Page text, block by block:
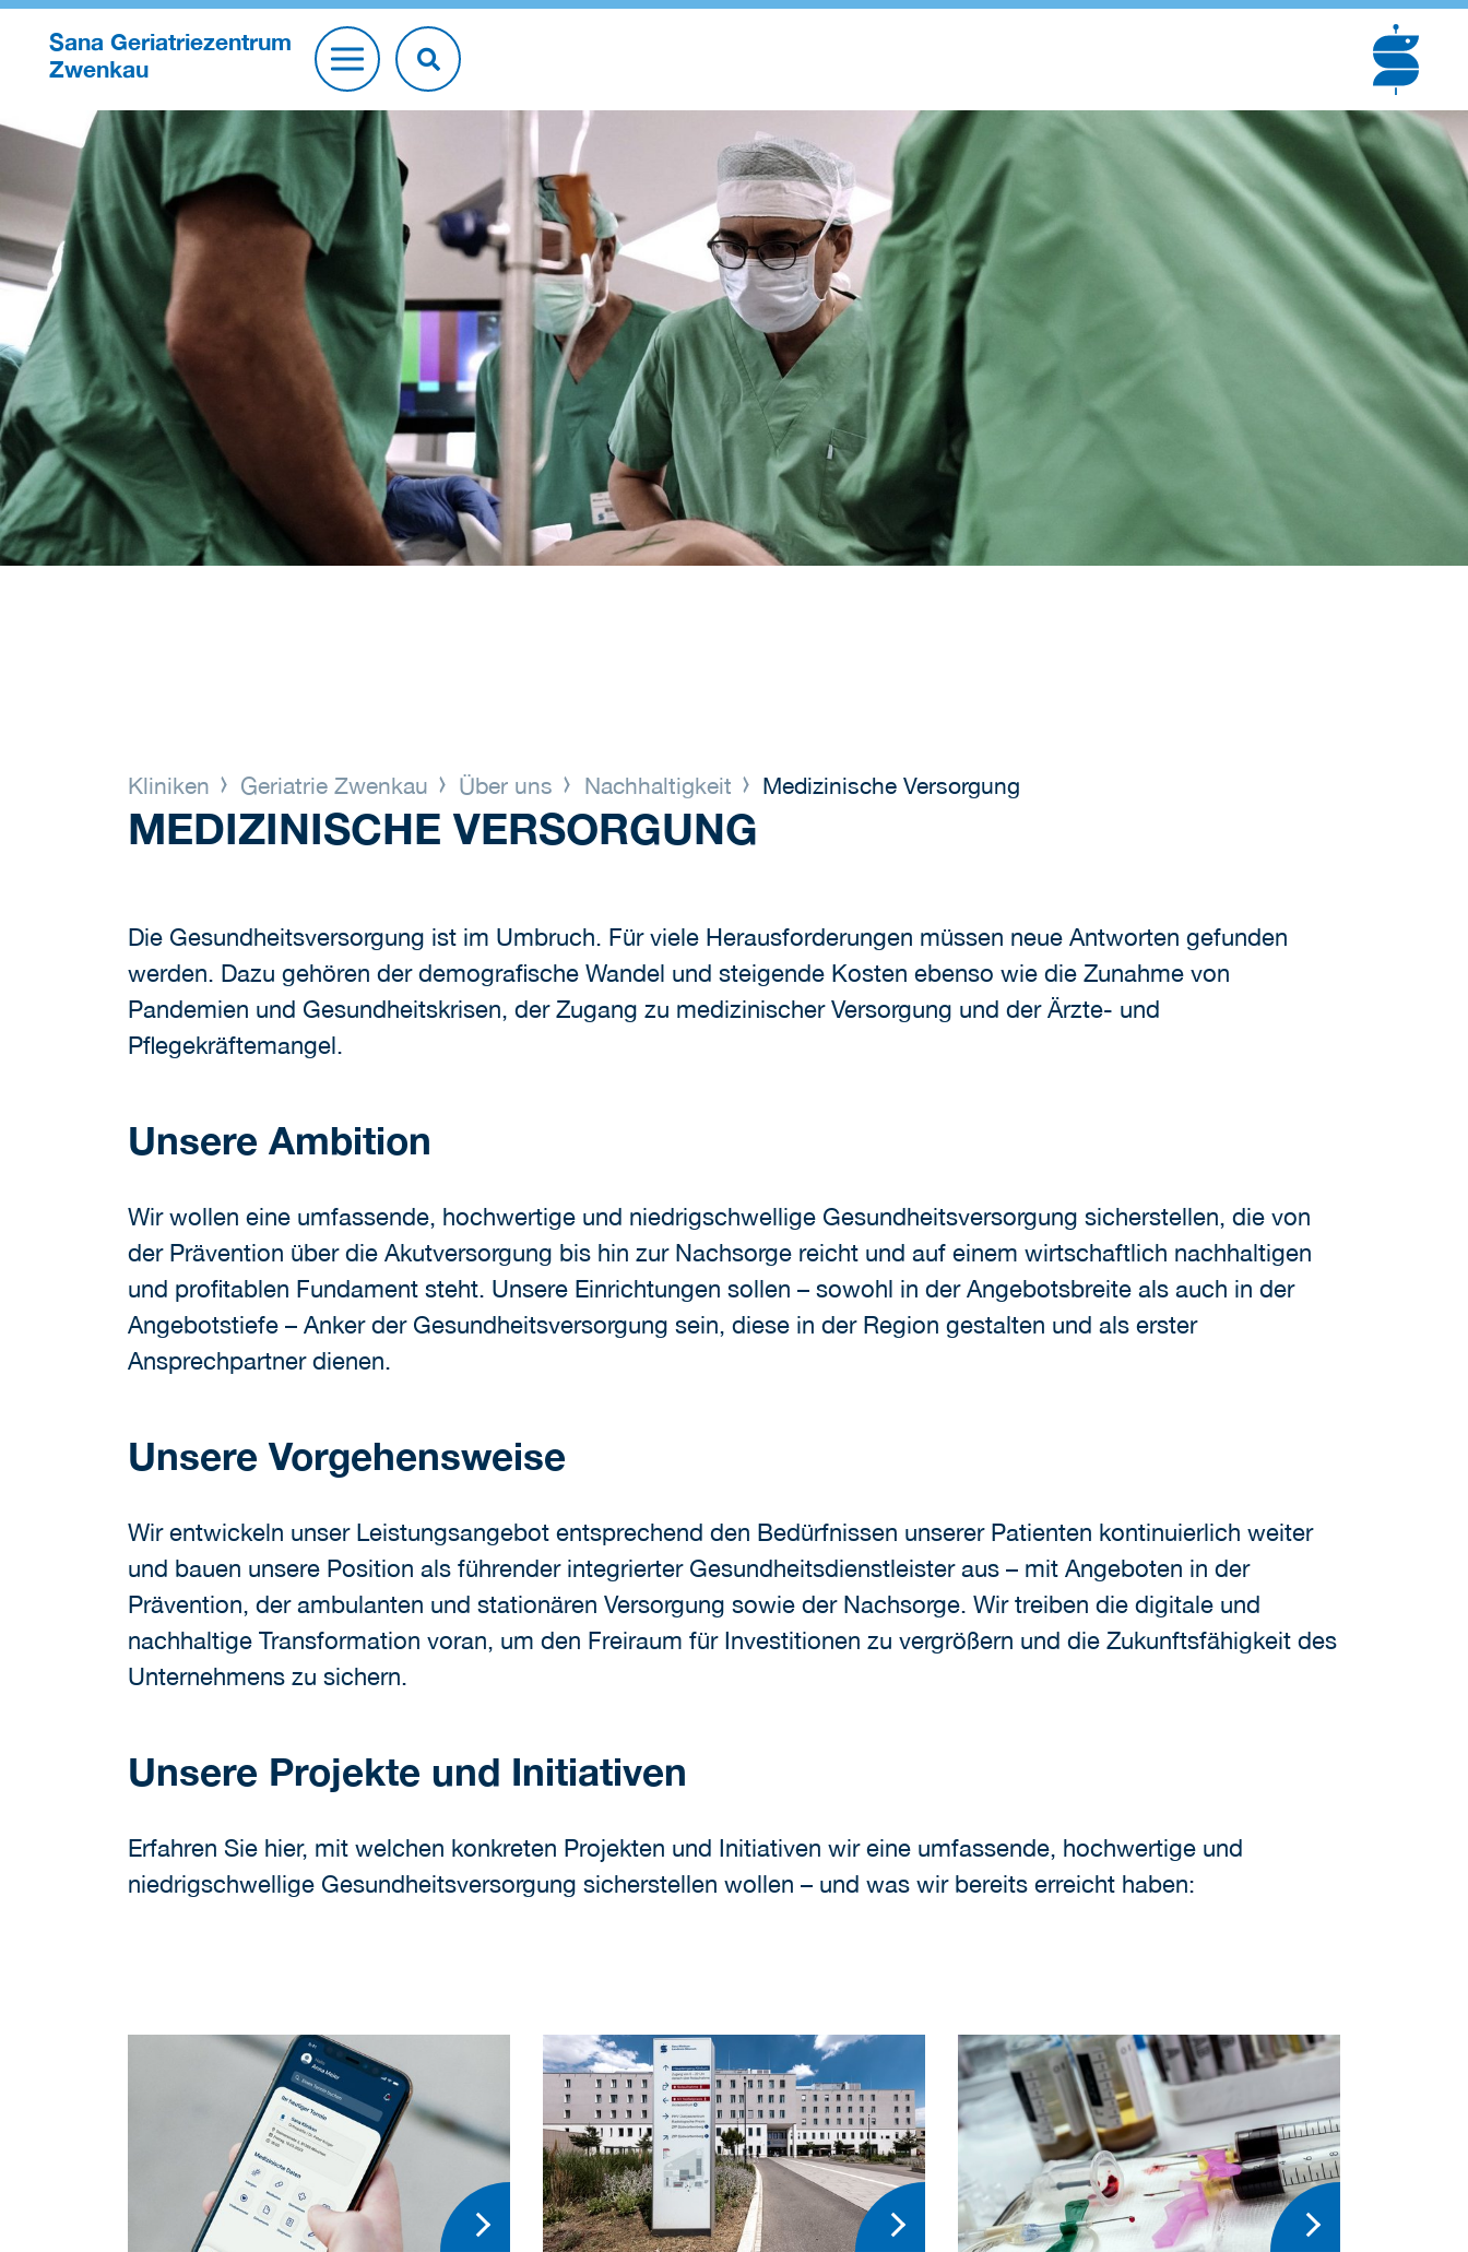
Sana Geriatriezentrum
Zwenkau
Kliniken Geriatrie Zwenkau Über uns Nachhaltigkeit Medizinische Versorgung
MEDIZINISCHE VERSORGUNG
Die Gesundheitsversorgung ist im Umbruch. Für viele Herausforderungen müssen neue Antworten gefunden
werden. Dazu gehören der demografische Wandel und steigende Kosten ebenso wie die Zunahme von
Pandemien und Gesundheitskrisen, der Zugang zu medizinischer Versorgung und der Ärzte- und
Pflegekräftemangel.
Unsere Ambition
Wir wollen eine umfassende, hochwertige und niedrigschwellige Gesundheitsversorgung sicherstellen, die von
der Prävention über die Akutversorgung bis hin zur Nachsorge reicht und auf einem wirtschaftlich nachhaltigen
und profitablen Fundament steht. Unsere Einrichtungen sollen – sowohl in der Angebotsbreite als auch in der
Angebotstiefe – Anker der Gesundheitsversorgung sein, diese in der Region gestalten und als erster
Ansprechpartner dienen.
Unsere Vorgehensweise
Wir entwickeln unser Leistungsangebot entsprechend den Bedürfnissen unserer Patienten kontinuierlich weiter
und bauen unsere Position als führender integrierter Gesundheitsdienstleister aus – mit Angeboten in der
Prävention, der ambulanten und stationären Versorgung sowie der Nachsorge. Wir treiben die digitale und
nachhaltige Transformation voran, um den Freiraum für Investitionen zu vergrößern und die Zukunftsfähigkeit des
Unternehmens zu sichern.
Unsere Projekte und Initiativen
Erfahren Sie hier, mit welchen konkreten Projekten und Initiativen wir eine umfassende, hochwertige und
niedrigschwellige Gesundheitsversorgung sicherstellen wollen – und was wir bereits erreicht haben: